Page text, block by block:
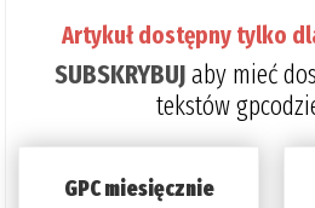
Artykuł dostępny tylko
SUBSKRYBUJaby mieć
tekstów
GPC miesięcznie